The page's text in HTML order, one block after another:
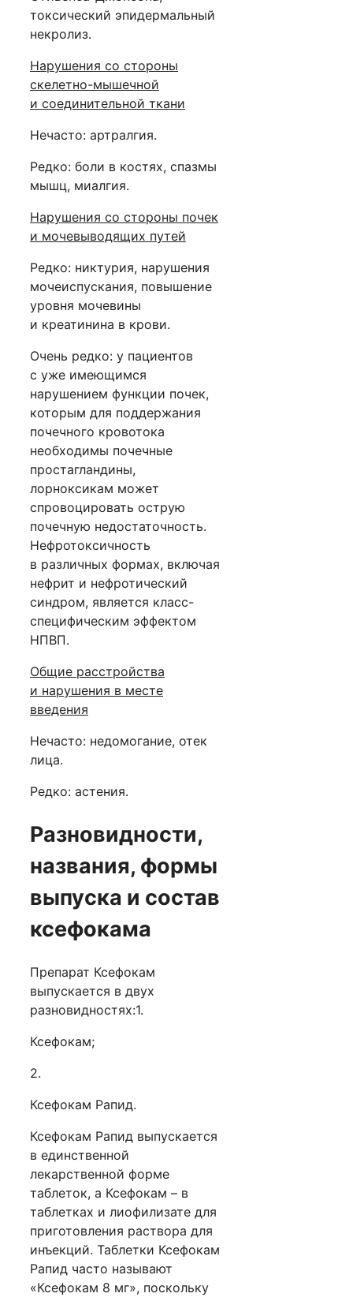
токсический эпидермальный
некролиз.
Нарушения со стороны
скелетно-мышечной
и соединительной ткани
Нечасто: артралгия.
Редко: боли в костях, спазмы
мышц, миалгия.
Нарушения со стороны почек
и мочевыводящих путей
Редко: никтурия, нарушения
мочеиспускания, повышение
уровня мочевины
и креатинина в крови.
Очень редко: у пациентов
с уже имеющимся
нарушением функции почек,
которым для поддержания
почечного кровотока
необходимы почечные
простагландины,
лорноксикам может
спровоцировать острую
почечную недостаточность.
Нефротоксичность
в различных формах, включая
нефрит и нефротический
синдром, является класс-
специфическим эффектом
НПВП.
Общие расстройства
и нарушения в месте
введения
Нечасто: недомогание, отек
лица.
Редко: астения.
Разновидности,
названия, формы
выпуска и состав
ксефокама
Препарат Ксефокам
выпускается в двух
разновидностях:1.
Ксефокам;
2.
Ксефокам Рапид.
Ксефокам Рапид выпускается
в единственной
лекарственной форме
таблеток, а Ксефокам – в
таблетках и лиофилизате для
приготовления раствора для
инъекций. Таблетки Ксефокам
Рапид часто называют
«Ксефокам 8 мг», поскольку